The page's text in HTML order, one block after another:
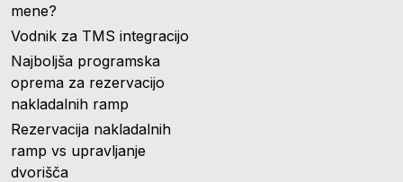
mene?
Vodnik za TMS integracijo
Najboljša programska
oprema za rezervacijo
nakladalnih ramp
Rezervacija nakladalnih
ramp vs upravljanje
dvorišča